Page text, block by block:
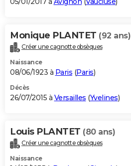
Monique PLANTET (92 ans)
Créer une cagnotte obsèques
Naissance
08/06/1923 à Paris (Paris)
Décès
26/07/2015 à Versailles (Yvelines)
Louis PLANTET (80 ans)
Créer une cagnotte obsèques
Naissance